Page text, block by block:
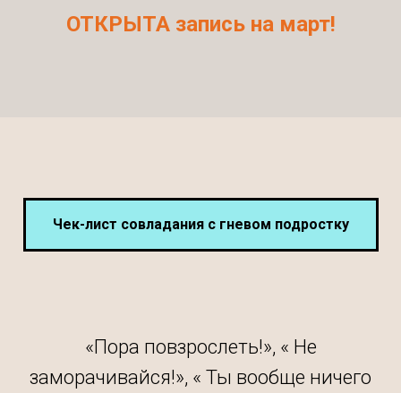
ОТКРЫТА запись на март!
Чек-лист совладания с гневом подростку
«Пора повзрослеть!», « Не
заморачивайся!», « Ты вообще ничего